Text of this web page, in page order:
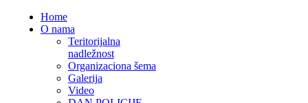
Home
O nama
Teritorijalna
nadležnost
Organizaciona šema
Galerija
Video